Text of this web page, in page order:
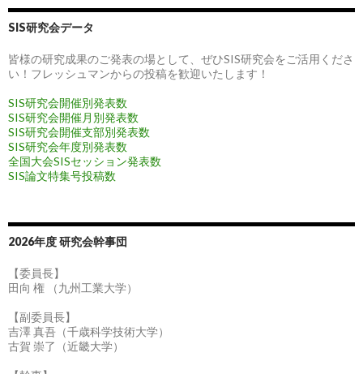
SIS研究会データ
皆様の研究成果のご発表の場として、ぜひSIS研究会をご活用くださ
い！フレッシュマンからの投稿を歓迎いたします！
SIS研究会開催別発表数
SIS研究会開催月別発表数
SIS研究会開催支部別発表数
SIS研究会年度別発表数
全国大会SISセッション発表数
SIS論文特集号投稿数
2026年度 研究会幹事団
【委員長】
田向 権 （九州工業大学）
【副委員長】
吉澤 真吾（千歳科学技術大学）
古賀 崇了（近畿大学）